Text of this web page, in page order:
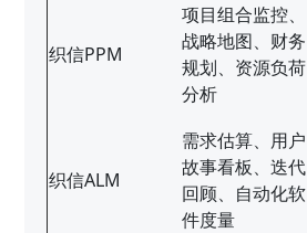
织信PPM
项目组合监控、
战略地图、财务
规划、资源负荷
分析
织信ALM
需求估算、用户
故事看板、迭代
回顾、自动化软
件度量